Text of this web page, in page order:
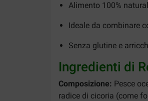
Alimento 100%
Ideale da combinare
Senza glutine e
Ingredienti di
Composizione: Pesce
radice di cicoria (come